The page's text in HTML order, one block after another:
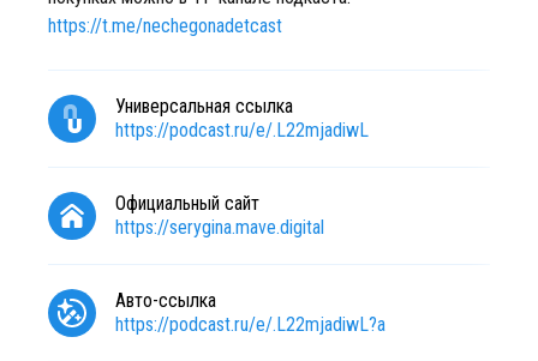
https://t.me/nechegonadetcast
Универсальная ссылка
https://podcast.ru/e/.L22mjadiwL
Официальный сайт
https://serygina.mave.digital
Авто-ссылка
https://podcast.ru/e/.L22mjadiwL?a